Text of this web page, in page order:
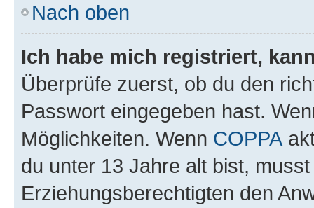
Nach oben
Ich habe mich registriert,
Überprüfe zuerst, ob du den
Passwort eingegeben hast.
Möglichkeiten. Wenn COPPA
du unter 13 Jahre alt bist,
Erziehungsberechtigten den